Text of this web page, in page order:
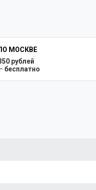
МОСКВЕ
рублей
бесплатно